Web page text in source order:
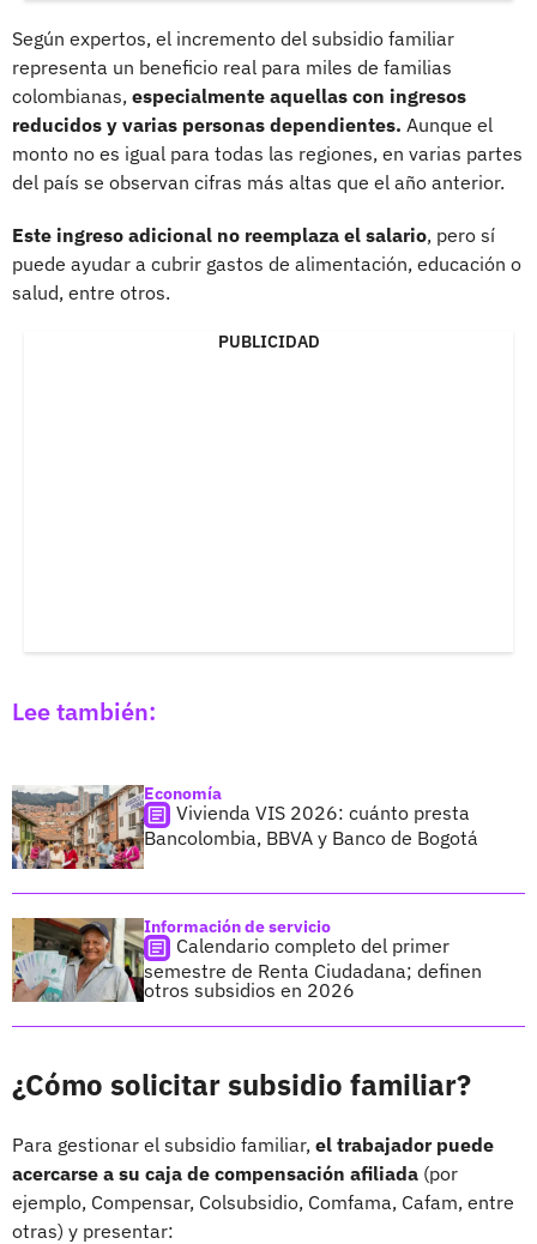
Según expertos, el incremento del subsidio familiar
representa un beneficio real para miles de familias
colombianas, especialmente aquellas con ingresos
reducidos y varias personas dependientes. Aunque el
monto no es igual para todas las regiones, en varias partes
del país se observan cifras más altas que el año anterior.
Este ingreso adicional no reemplaza el salario, pero sí
puede ayudar a cubrir gastos de alimentación, educación o
salud, entre otros.
PUBLICIDAD
Lee también:
Economía
Vivienda VIS 2026: cuánto presta
Bancolombia, BBVA y Banco de Bogotá
Información de servicio
Calendario completo del primer
semestre de Renta Ciudadana; definen
otros subsidios en 2026
¿Cómo solicitar subsidio familiar?
Para gestionar el subsidio familiar, el trabajador puede
acercarse a su caja de compensación afiliada (por
ejemplo, Compensar, Colsubsidio, Comfama, Cafam, entre
otras) y presentar: